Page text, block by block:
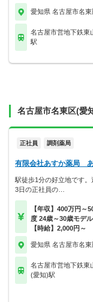
愛知県 名古屋市名東
名古屋市営地下鉄東
駅
名古屋市名東区(愛
正社員 調剤薬局
有限会社あすか薬局
駅徒歩1分の好立地です。
3日の正社員の…
【年収】400万円～
度 24歳～30歳モデル
【時給】2,000円～
愛知県 名古屋市名東
名古屋市営地下鉄東
(愛知)駅